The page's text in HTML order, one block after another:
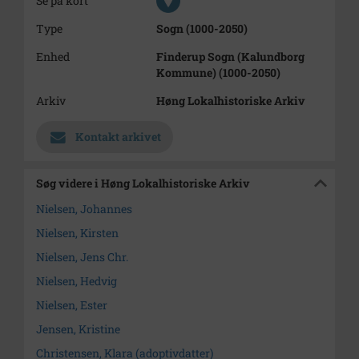
Type
Sogn (1000-2050)
Enhed
Finderup Sogn (Kalundborg
Kommune) (1000-2050)
Arkiv
Høng Lokalhistoriske Arkiv
Kontakt arkivet
Søg videre i Høng Lokalhistoriske Arkiv
Nielsen, Johannes
Nielsen, Kirsten
Nielsen, Jens Chr.
Nielsen, Hedvig
Nielsen, Ester
Jensen, Kristine
Christensen, Klara (adoptivdatter)